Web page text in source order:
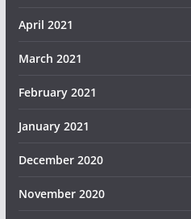
April 2021
March 2021
February 2021
January 2021
December 2020
November 2020